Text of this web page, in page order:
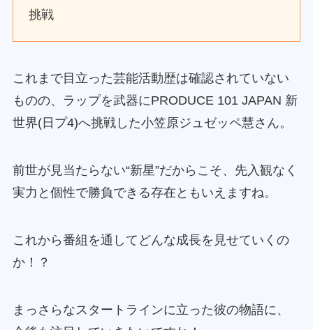
挑戦
これまで目立った芸能活動歴は確認されていない
ものの、ラップを武器にPRODUCE 101 JAPAN 新
世界(日プ4)へ挑戦した小笠原ジュゼッペ慧さん。
前世が見当たらない“新星”だからこそ、先入観なく
実力と個性で勝負できる存在ともいえますね。
これから番組を通してどんな成長を見せていくの
か！？
まっさらなスタートラインに立った彼の物語に、